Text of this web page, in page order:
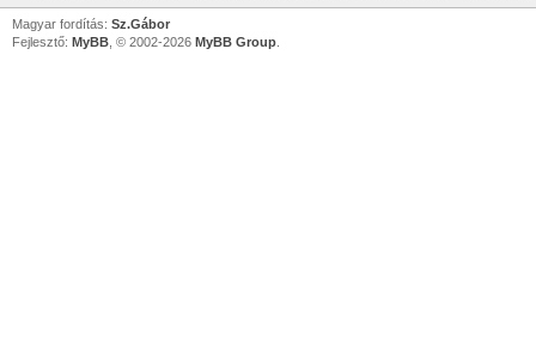
Magyar fordítás: Sz.Gábor
Fejlesztő: MyBB , © 2002-2026 MyBB Group